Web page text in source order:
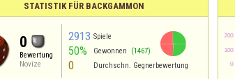
STATISTIK FÜR BACKGAMMON
0
Bewertung
Novize
2913 Spiele
50% Gewonnen (1467)
0 Durchschn. Gegnerbewertung